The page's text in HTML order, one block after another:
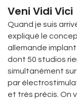
Veni Vidi Vici
Quand je suis
expliqué le
allemande
dont 50 studios
simultanément
par
et très précis. On